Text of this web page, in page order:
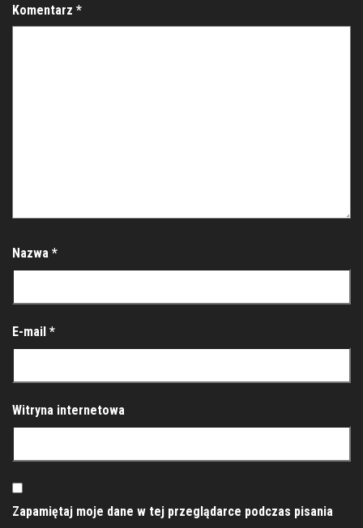
Komentarz *
Nazwa *
E-mail *
Witryna internetowa
Zapamiętaj moje dane w tej przeglądarce podczas pisania